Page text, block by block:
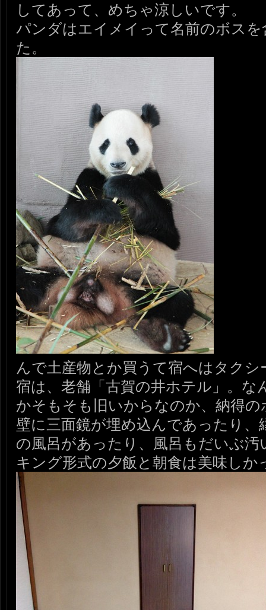
してあって、めちゃ涼しいです。
パンダはエイメイって名前のボス
た。
んで土産物とか買うて宿へはタクシ
宿は、老舗「古賀の井ホテル」。
かそもそも旧いからなのか、納得
壁に三面鏡が埋め込んであったり、
の風呂があったり、風呂もだいぶ
キング形式の夕飯と朝食は美味しか